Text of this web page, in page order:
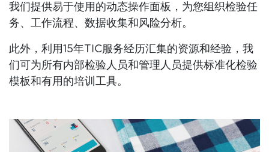
我们提供易于使用的动态操作面板，为您组织检验任
务、工作流程、数据收集和风险分析。
此外，利用15年TIC服务经历汇集的资源和经验，我
们可为所有内部检验人员和管理人员提供标准化检验
模板和有用的培训工具。